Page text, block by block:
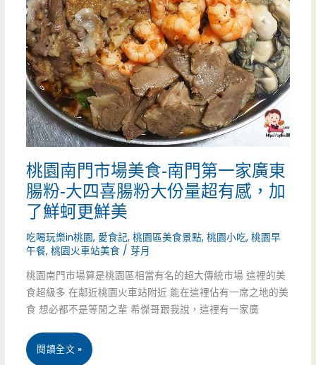
我
又
再
訪
了
~
桃園南門市場美食-南門第一家廣東
腸粉-大四喜腸粉大份量超有感，加
了鮮蚵更鮮美
吃喝玩樂in桃園, 愛食記,桃園區美食景點,桃園小吃,桃園早
午餐,桃園火車站美食 /芽月
桃園南門市場算是桃園區相當有名的超大傳統市場 這裡的美
食超級多 在鄰近桃園火車站附近 能在這裡佔有一席之地的美
食 想必都不是等閒之輩 希傑哥跟我說，這裡有一家廣
桃
閱讀全文 »